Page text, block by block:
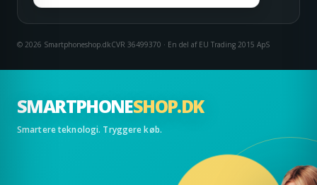
SMARTPHONESHOP.DK
Smartere teknologi. Tryggere køb.
© 2026 Smartphoneshop.dkCVR 36499370 · En del af EU Trading 2015 ApS